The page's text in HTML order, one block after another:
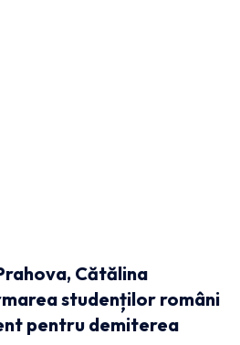
Cătălina
studenților români
pentru demiterea